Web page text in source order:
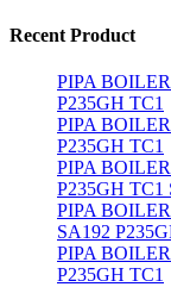
Recent Product
PIPA
P235GH TC1
PIPA
P235GH TC1
PIPA
P235GH TC1
PIPA
SA192
PIPA
P235GH TC1